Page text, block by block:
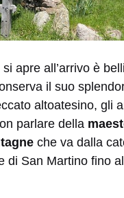
apre all’arrivo è
il suo
altoatesino, gli
parlare della
che va dalla
di San Martino fino